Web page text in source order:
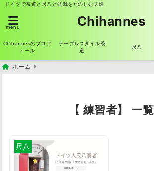
ドイツで茶道と尺八と盆栽をたのしむ夫婦
menu Chihannes
Chihannesのプロフ
ィール
テーブルスタイル茶
道
尺八
ホーム
【 練習者】 一覧
尺八